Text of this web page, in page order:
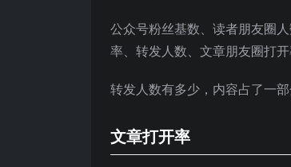
公众号粉丝基数、读者朋友圈
率、转发人数、文章朋友圈打开
转发人数有多少，内容占了一
文章打开率